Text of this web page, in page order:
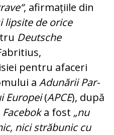
, afirmațiile din
lipsite de orice
Deutsche
pentru afa­­ceri
a Adunării Par­
Europei(APCE), du­pă
Faceboka fost „nu
nici străbunic cu